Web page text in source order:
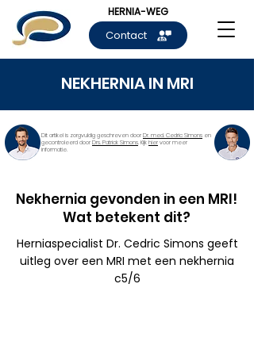
Contact
HERNIA-WEG
NEKHERNIA IN MRI
Dit artikel is zorgvuldig geschreven door Dr. med. Cedric Simons en
gecontroleerd door Drs. Patrick Simons. Kijk hier voor meer
informatie.
Nekhernia gevonden in een MRI!
Wat betekent dit?
Herniaspecialist Dr. Cedric Simons geeft
uitleg over een MRI met een nekhernia
c5/6